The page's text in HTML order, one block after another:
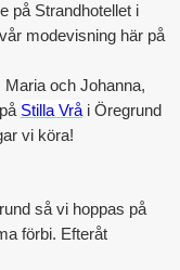
på Strandhotellet i
modevisning här på
och Johanna,
Stilla Vråi Öregrund
vi köra!
så vi hoppas på
förbi. Efteråt